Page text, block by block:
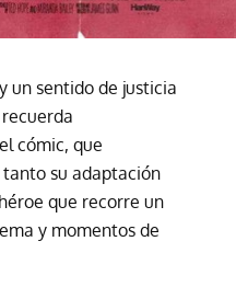
un sentido de justicia
cómic, que
su adaptación
que recorre un
y momentos de